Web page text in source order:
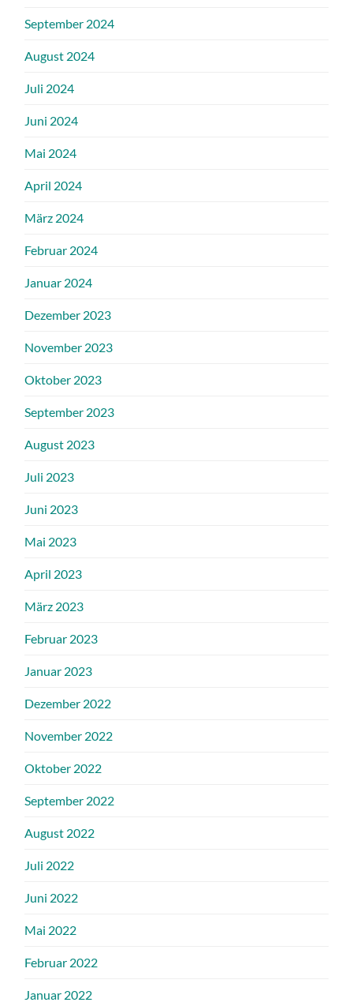
September 2024
August 2024
Juli 2024
Juni 2024
Mai 2024
April 2024
März 2024
Februar 2024
Januar 2024
Dezember 2023
November 2023
Oktober 2023
September 2023
August 2023
Juli 2023
Juni 2023
Mai 2023
April 2023
März 2023
Februar 2023
Januar 2023
Dezember 2022
November 2022
Oktober 2022
September 2022
August 2022
Juli 2022
Juni 2022
Mai 2022
Februar 2022
Januar 2022